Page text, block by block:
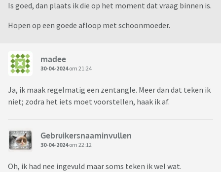
Is goed, dan plaats ik die op het moment dat vraag binnen is.
Hopen op een goede afloop met schoonmoeder.
madee
30-04-2024om 21:24
Ja, ik maak regelmatig een zentangle. Meer dan dat teken ik
niet; zodra het iets moet voorstellen, haak ik af.
Gebruikersnaaminvullen
30-04-2024om 22:12
Oh, ik had nee ingevuld maar soms teken ik wel wat.